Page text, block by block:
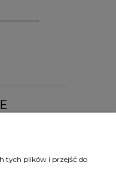
tych plików i przejść do